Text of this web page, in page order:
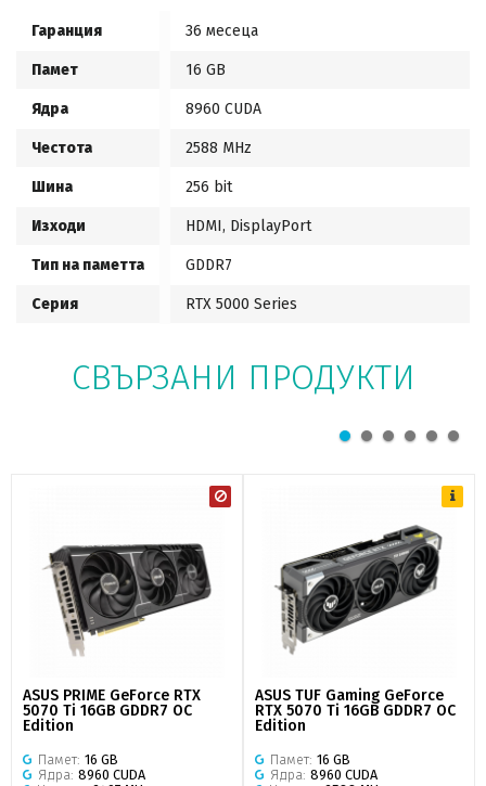
Гаранция 36 месеца
Памет 16 GB
Ядра 8960 CUDA
Честота 2588 MHz
Шина 256 bit
Изходи HDMI, DisplayPort
Тип на паметта GDDR7
Серия RTX 5000 Series
СВЪРЗАНИ ПРОДУКТИ
ASUS PRIME GeForce RTX
5070 Ti 16GB GDDR7 OC
Edition
Памет: 16 GB
Ядра: 8960 CUDA
ASUS TUF Gaming GeForce
RTX 5070 Ti 16GB GDDR7 OC
Edition
Памет: 16 GB
Ядра: 8960 CUDA